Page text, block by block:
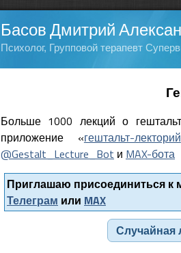
Басов Дмитрий
Психолог, Групповой терапевт
Больше 1000 лекций о
приложение «гештальт-лекторий
@Gestalt_Lecture_Bot и MAX-бота
Приглашаю присоединиться к
Телеграм или MAX
Случайная